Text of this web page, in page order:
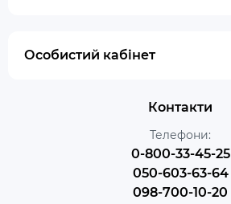
Особистий кабінет
Контакти
Телефони:
0-800-33-45-25
050-603-63-64
098-700-10-20